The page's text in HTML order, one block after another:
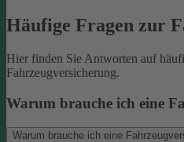
Häufige Fragen zur
Hier finden Sie Antworten auf
Fahrzeugversicherung.
Warum brauche ich eine
Warum brauche ich eine